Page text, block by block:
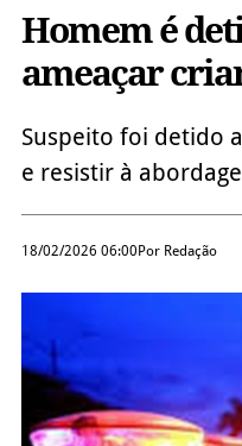
Homem é
ameaçar
Suspeito foi detido
e resistir à
18/02/2026 06:00Por Redação